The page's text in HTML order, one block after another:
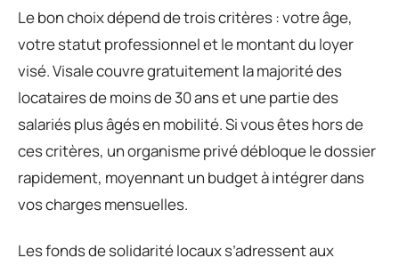
Le bon choix dépend de trois critères : votre âge,
votre statut professionnel et le montant du loyer
visé. Visale couvre gratuitement la majorité des
locataires de moins de 30 ans et une partie des
salariés plus âgés en mobilité. Si vous êtes hors de
ces critères, un organisme privé débloque le dossier
rapidement, moyennant un budget à intégrer dans
vos charges mensuelles.
Les fonds de solidarité locaux s’adressent aux